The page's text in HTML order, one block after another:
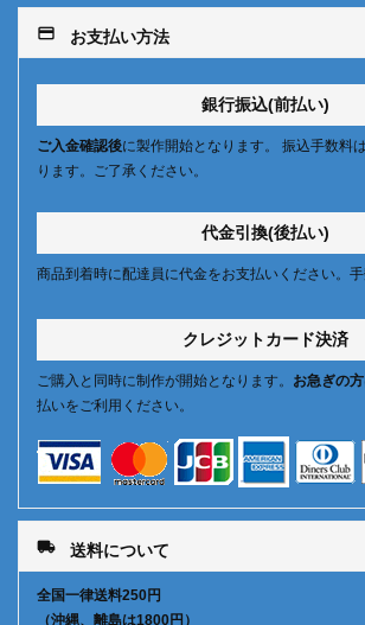
payment お支払い方法
銀行振込(前払い)
ご入金確認後に製作開始となります。 振込手数料
ります。ご了承ください。
代金引換(後払い)
商品到着時に配達員に代金をお支払いください。
クレジットカード決済
ご購入と同時に制作が開始となります。 お急ぎの方
払いをご利用ください。
local_shipping 送料について
全国一律送料250円
（沖縄、離島は1800円）